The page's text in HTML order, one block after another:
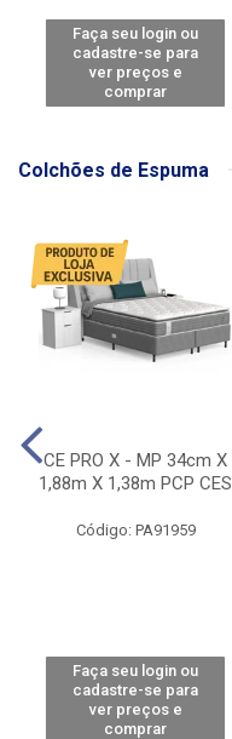
Faça seu login ou
cadastre-se para
ver preços e
comprar
Colchões de Espuma
CE PRO X - MP 34cm X
1,88m X 1,38m PCP CES
Código: PA91959
Faça seu login ou
cadastre-se para
ver preços e
comprar